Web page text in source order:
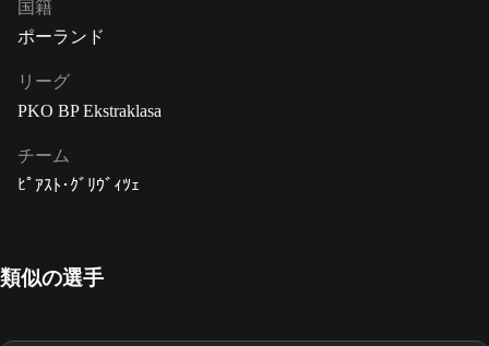
国籍
ポーランド
リーグ
PKO BP Ekstraklasa
チーム
ﾋﾟｱｽﾄ･ｸﾞﾘｳﾞｨﾂｪ
類似の選手